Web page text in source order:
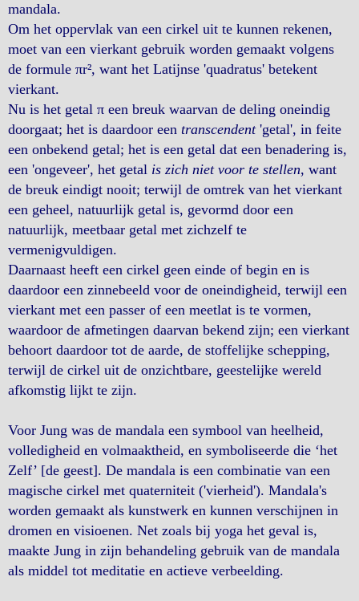
mandala.
Om het oppervlak van een cirkel uit te kunnen rekenen,
moet van een vierkant gebruik worden gemaakt volgens
de formule πr², want het Latijnse 'quadratus' betekent
vierkant.
Nu is het getal π een breuk waarvan de deling oneindig
doorgaat; het is daardoor een transcendent'getal', in feite
een onbekend getal; het is een getal dat een benadering is,
een 'ongeveer', het getal is zich niet voor te stellen, want
de breuk eindigt nooit; terwijl de omtrek van het vierkant
een geheel, natuurlijk getal is, gevormd door een
natuurlijk, meetbaar getal met zichzelf te
vermenigvuldigen.
Daarnaast heeft een cirkel geen einde of begin en is
daardoor een zinnebeeld voor de oneindigheid, terwijl een
vierkant met een passer of een meetlat is te vormen,
waardoor de afmetingen daarvan bekend zijn; een vierkant
behoort daardoor tot de aarde, de stoffelijke schepping,
terwijl de cirkel uit de onzichtbare, geestelijke wereld
afkomstig lijkt te zijn.
Voor Jung was de mandala een symbool van heelheid,
volledigheid en volmaaktheid, en symboliseerde die ‘het
Zelf’ [de geest]. De mandala is een combinatie van een
magische cirkel met quaterniteit ('vierheid'). Mandala's
worden gemaakt als kunstwerk en kunnen verschijnen in
dromen en visioenen. Net zoals bij yoga het geval is,
maakte Jung in zijn behandeling gebruik van de mandala
als middel tot meditatie en actieve verbeelding.